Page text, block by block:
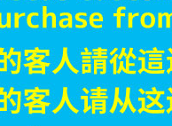
JANコード